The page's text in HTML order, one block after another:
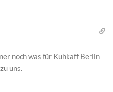
noch was für Kuhkaff Berlin
uns.